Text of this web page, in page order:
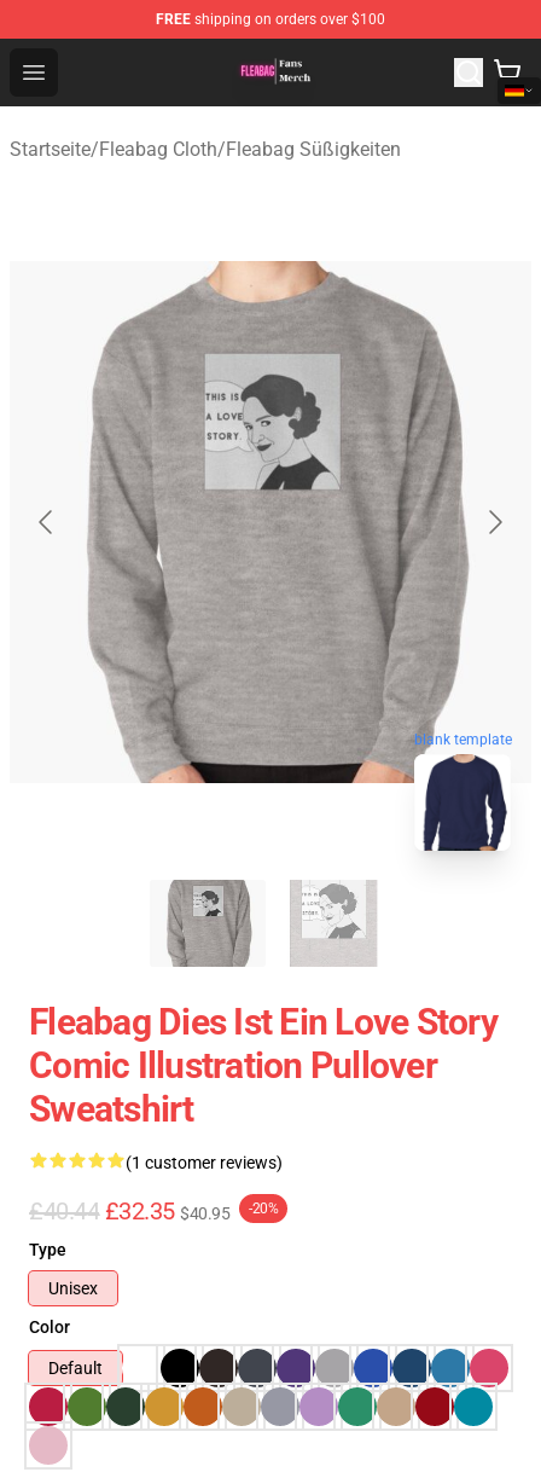
FREE shipping on orders over $100
Open menu
Fleabag Store - Official Fleabag Merchandise Shop
Startseite/Fleabag Cloth/Fleabag Süßigkeiten
blank template
Fleabag Dies Ist Ein Love Story
Comic Illustration Pullover
Sweatshirt
(1 customer reviews)
£40.44 £32.35 $40.95 -20%
Type
Unisex
Color
Default